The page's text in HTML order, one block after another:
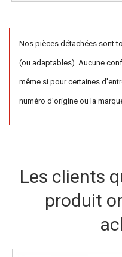
Nos pièces détachées sont
(ou adaptables). Aucune
même si pour certaines
numéro d'origine ou la
Les clients
produit